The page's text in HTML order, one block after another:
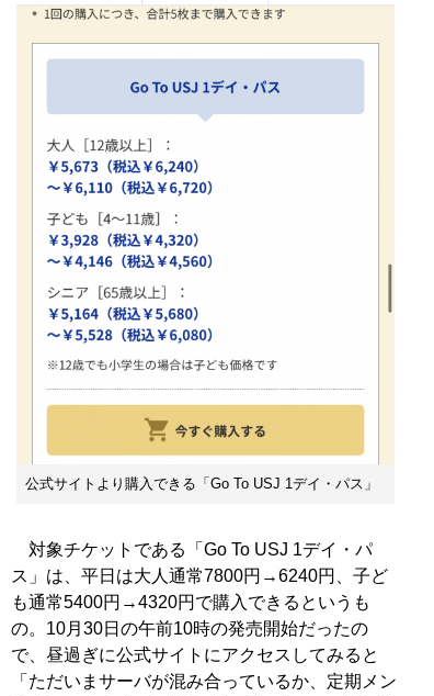
公式サイトより購入できる「Go To USJ 1デイ・パス」
対象チケットである「Go To USJ 1デイ・パ
ス」は、平日は大人通常7800円→6240円、子ど
も通常5400円→4320円で購入できるというも
の。10月30日の午前10時の発売開始だったの
で、昼過ぎに公式サイトにアクセスしてみると
「ただいまサーバが混み合っているか、定期メン